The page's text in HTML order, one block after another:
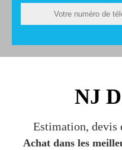
NJ
Estimation, devis
Achat dans les